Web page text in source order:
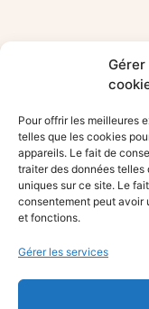
Pour offrir les meilleures
telles que les cookies
appareils. Le fait de
traiter des données telles
uniques sur ce site. Le
consentement peut avoir
et fonctions.
Gérer les services